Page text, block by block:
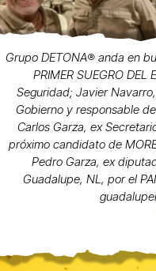
Grupo DETONA®️ anda en
PRIMER SUEGRO
Seguridad; Javier
Gobierno y responsable
Carlos Garza, ex
próximo candidato de
Pedro Garza, ex
Guadalupe, NL, por el